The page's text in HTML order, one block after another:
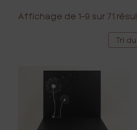
Affichage de 1–9 sur 71